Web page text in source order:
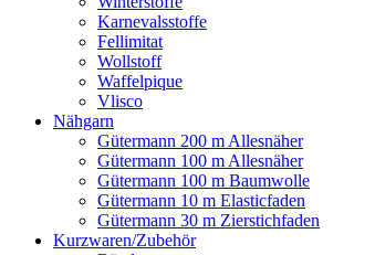
Karnevalsstoffe
Fellimitat
Wollstoff
Waffelpique
Vlisco
Nähgarn
Gütermann 200 m Allesnäher
Gütermann 100 m Allesnäher
Gütermann 100 m Baumwolle
Gütermann 10 m Elasticfaden
Gütermann 30 m Zierstichfaden
Kurzwaren/Zubehör